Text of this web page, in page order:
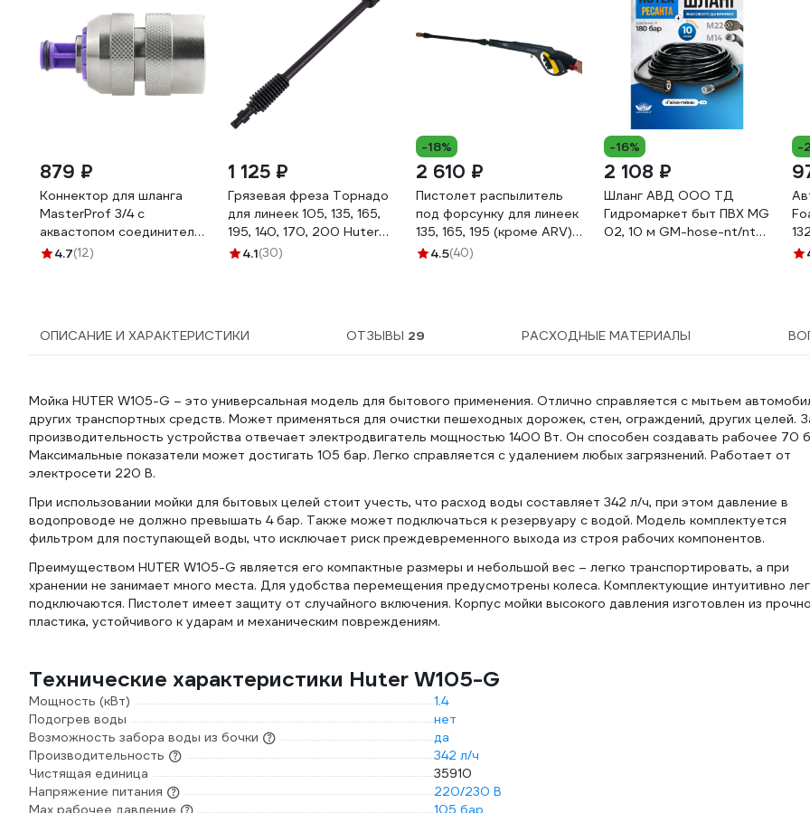
879 ₽
Коннектор для шланга
MasterProf 3/4 с
аквастопом соединитель
латунь ДС.070679.ИМ
4.7(12)
1 125 ₽
Грязевая фреза Торнадо
для линеек 105, 135, 165,
195, 140, 170, 200 Huter
71/5/16
4.1(30)
-18%
2 610 ₽
Пистолет распылитель
под форсунку для линеек
135, 165, 195 (кроме ARV)
Huter 71/5/11
4.5(40)
-16%
2 108 ₽
Шланг АВД ООО ТД
Гидромаркет быт ПВХ MG
02, 10 м GM-hose-nt/nt-
-
ОПИСАНИЕ И ХАРАКТЕРИСТИКИ ОТЗЫВЫ 29 РАСХОДНЫЕ МАТЕРИАЛЫ
Мойка HUTER W105-G – это универсальная модель для бытового применения. Отлично справляется с мытьем
других транспортных средств. Может применяться для очистки пешеходных дорожек, стен, ограждений, других целей.
производительность устройства отвечает электродвигатель мощностью 1400 Вт. Он способен создавать рабочее 70
Максимальные показатели может достигать 105 бар. Легко справляется с удалением любых загрязнений. Работает от
электросети 220 В.
При использовании мойки для бытовых целей стоит учесть, что расход воды составляет 342 л/ч, при этом давление в
водопроводе не должно превышать 4 бар. Также может подключаться к резервуару с водой. Модель комплектуется
фильтром для поступающей воды, что исключает риск преждевременного выхода из строя рабочих компонентов.
Преимуществом HUTER W105-G является его компактные размеры и небольшой вес – легко транспортировать, а при
хранении не занимает много места. Для удобства перемещения предусмотрены колеса. Комплектующие интуитивно
подключаются. Пистолет имеет защиту от случайного включения. Корпус мойки высокого давления изготовлен из
пластика, устойчивого к ударам и механическим повреждениям.
Технические характеристики Huter W105-G
Мощность (кВт)
1.4
Подогрев воды
нет
Возможность забора воды из бочки
да
Производительность
342 л/ч
Чистящая единица
35910
Напряжение питания
220/230 В
Мах рабочее давление
105 бар